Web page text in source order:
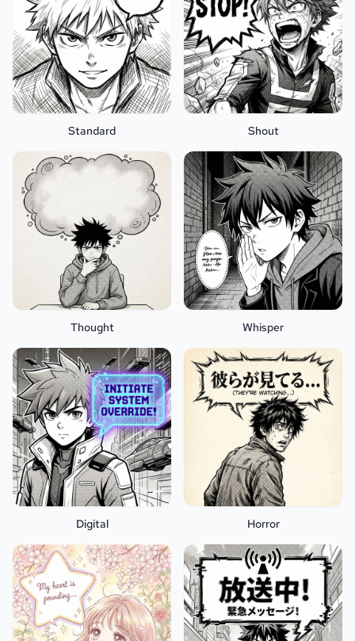
Standard Shout
Thought Whisper
Digital Horror